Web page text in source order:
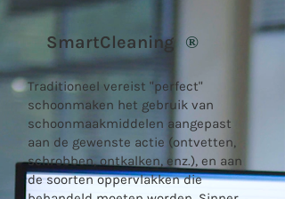
SmartCleaning ®
Traditioneel vereist "perfect"
schoonmaken het gebruik van
schoonmaakmiddelen aangepast
aan de gewenste actie (ontvetten,
schrobben, ontkalken, enz.), en aan
de soorten oppervlakken die